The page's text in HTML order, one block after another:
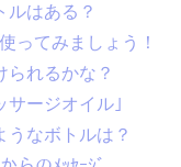
ルはある？
ってみましょう！
られるかな？
サージオイル｣
うなボトルは？